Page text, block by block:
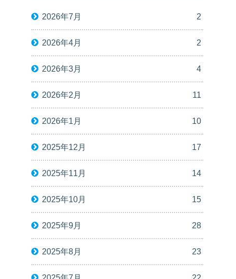
2026年7月 2
2026年4月 2
2026年3月 4
2026年2月 11
2026年1月 10
2025年12月 17
2025年11月 14
2025年10月 15
2025年9月 28
2025年8月 23